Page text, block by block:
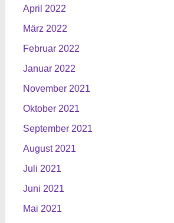
April 2022
März 2022
Februar 2022
Januar 2022
November 2021
Oktober 2021
September 2021
August 2021
Juli 2021
Juni 2021
Mai 2021